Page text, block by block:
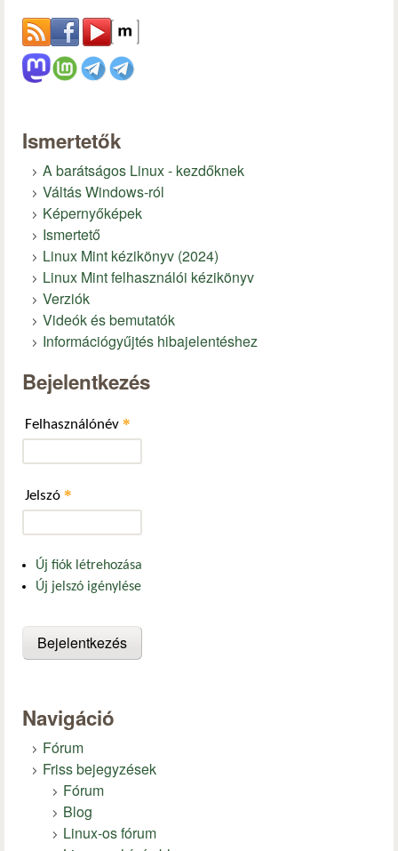
Ismertetők
A barátságos Linux - kezdőknek
Váltás Windows-ról
Képernyőképek
Ismertető
Linux Mint kézikönyv (2024)
Linux Mint felhasználói kézikönyv
Verziók
Videók és bemutatók
Információgyűjtés hibajelentéshez
Bejelentkezés
Felhasználónév *
Jelszó *
Új fiók létrehozása
Új jelszó igénylése
Navigáció
Fórum
Friss bejegyzések
Fórum
Blog
Linux-os fórum